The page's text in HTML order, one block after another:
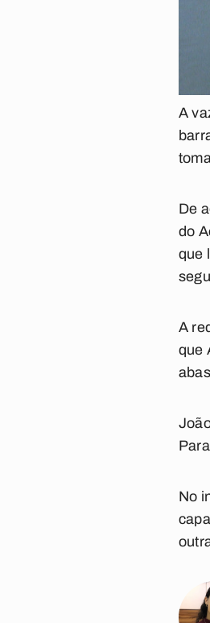
A
De
do
que
A
que
No